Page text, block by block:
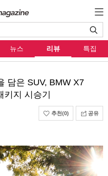
뉴스 리뷰 특집
담은 SUV, BMW X7
지 시승기
추천(0) 공유